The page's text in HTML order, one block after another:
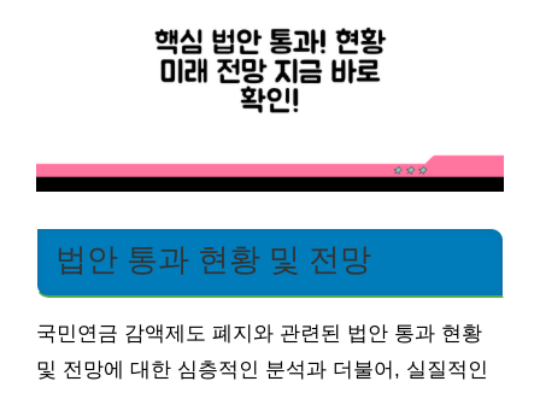
법안 통과 현황 및 전망
국민연금 감액제도 폐지와 관련된 법안 통과 현황
및 전망에 대한 심층적인 분석과 더불어, 실질적인